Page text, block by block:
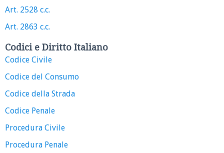
Art. 2528 c.c.
Art. 2863 c.c.
Codici e Diritto Italiano
Codice Civile
Codice del Consumo
Codice della Strada
Codice Penale
Procedura Civile
Procedura Penale